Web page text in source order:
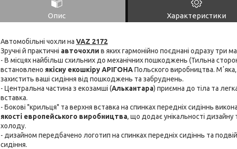
Опис Характеристики
Автомобільні чохли на VAZ 2172
Зручні й практичні авточохли в яких гармонійно поєднані одразу три
- В місцях найбільш схильних до механічних пошкоджень (Тильна
встановлено якісну екошкіру АРІГОНАПольского виробництва.
захистить ваші сидіння від пошкоджень та забруднень.
- Центральна частина з екозамші (Алькантара) приємна до тіла та
вставка.
- Бокові "крильця" та верхня вставка на спинках передніх сидіннь
якості европейського виробництва, що додає унікальності
холоду.
- дизайном передбачено логотип на спинках передніх сидіннь та
сидіння.